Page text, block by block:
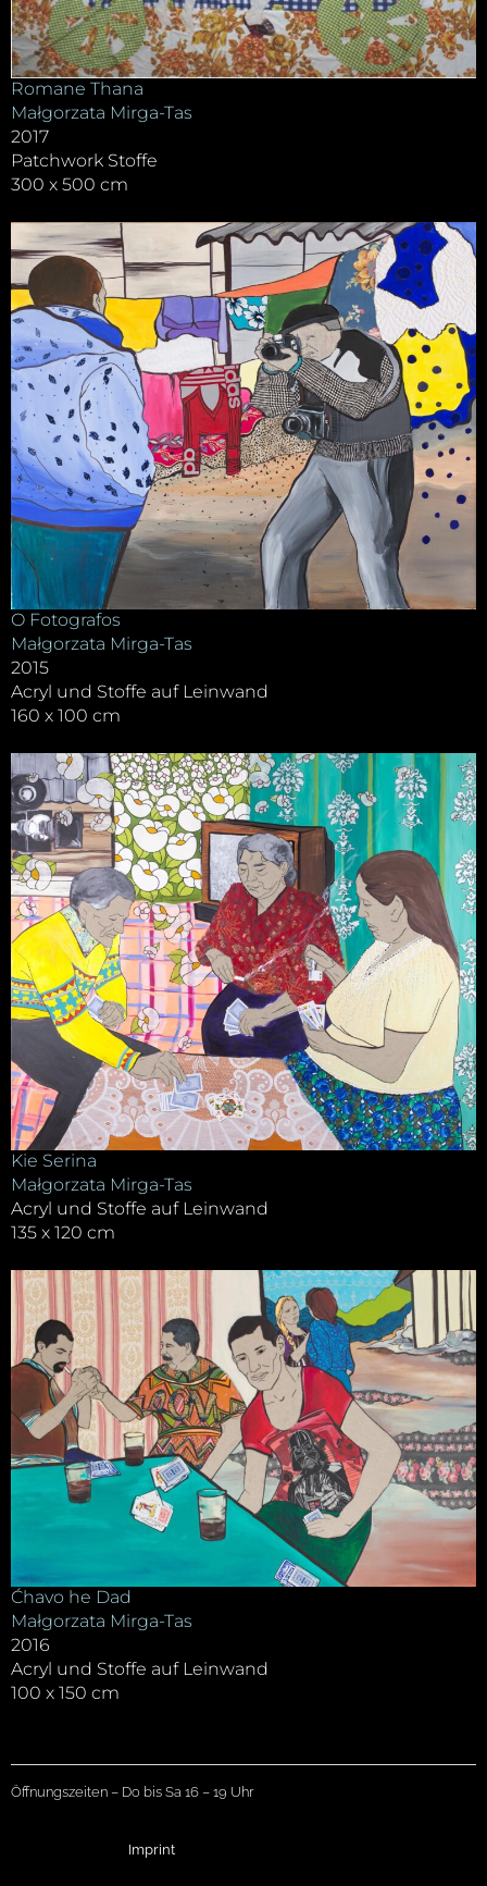
Romane Thana
Małgorzata Mirga-Tas
2017
Patchwork Stoffe
300 x 500 cm
O Fotografos
Małgorzata Mirga-Tas
2015
Acryl und Stoffe auf Leinwand
160 x 100 cm
Kie Serina
Małgorzata Mirga-Tas
Acryl und Stoffe auf Leinwand
135 x 120 cm
Ćhavo he Dad
Małgorzata Mirga-Tas
2016
Acryl und Stoffe auf Leinwand
100 x 150 cm
Öffnungszeiten – Do bis Sa 16 – 19 Uhr
Imprint